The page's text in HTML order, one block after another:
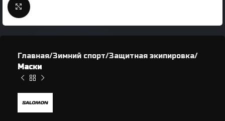
Нажмите, чтобы увеличить
Главная Зимний спорт Защитная экипировка
Маски